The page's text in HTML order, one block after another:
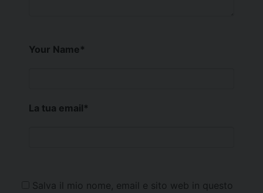
Your Name*
La tua email*
Salva il mio nome, email e sito web in questo